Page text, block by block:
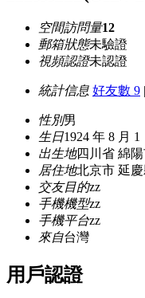
空間訪問量12
郵箱狀態未驗證
視頻認證未認證
統計信息 好友數 9 |
性別男
生日1924 年 8 月 1
出生地四川省 綿
居住地北京市 延
交友目的zz
手機機型zz
手機平台zz
來自台灣
用戶認證